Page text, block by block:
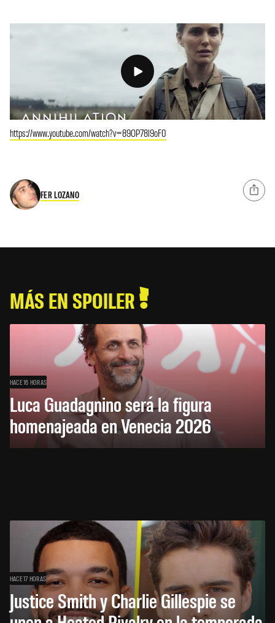
https://www.youtube.com/watch?v=89OP78l9oF0
FER LOZANO
MÁS EN SPOILER
HACE 16 HORAS
Luca Guadagnino será la figura
homenajeada en Venecia 2026
HACE 17 HORAS
Justice Smith y Charlie Gillespie se